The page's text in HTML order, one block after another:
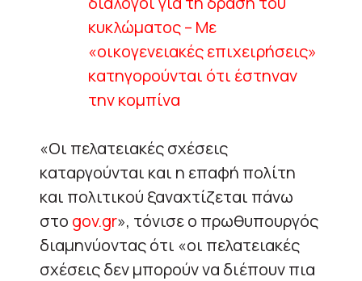
κυκλώματος – Με
«οικογενειακές επιχειρήσεις»
κατηγορούνται ότι έστηναν
την κομπίνα
«Οι πελατειακές σχέσεις
καταργούνται και η επαφή πολίτη
και πολιτικού ξαναχτίζεται πάνω
στο gov.gr», τόνισε ο πρωθυπουργός
διαμηνύοντας ότι «οι πελατειακές
σχέσεις δεν μπορούν να διέπουν πια